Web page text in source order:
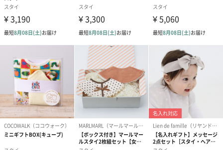
あり（280円）
メッセージカード（通常・写真・グリーティング）
誕生日や結婚祝い・出産祝いなど、様々なシーンのメッセージカ
ードを同梱します。
メッセージカードや封筒のデザインは一部変更する場合がありま
す。